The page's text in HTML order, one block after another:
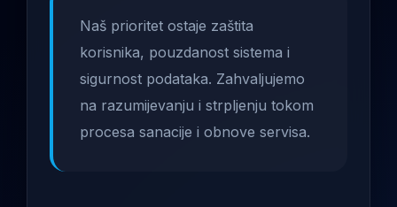
Naš prioritet ostaje zaštita
korisnika, pouzdanost sistema i
sigurnost podataka. Zahvaljujemo
na razumijevanju i strpljenju tokom
procesa sanacije i obnove servisa.